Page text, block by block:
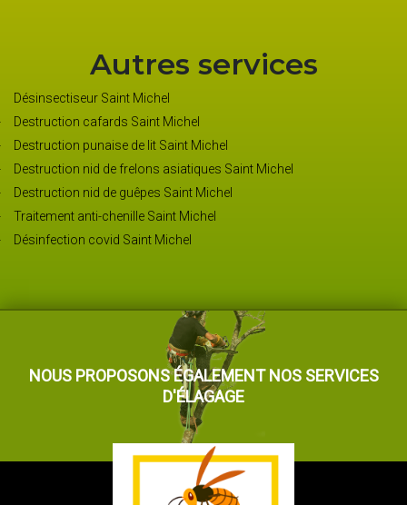
Autres services
Désinsectiseur Saint Michel
Destruction cafards Saint Michel
Destruction punaise de lit Saint Michel
Destruction nid de frelons asiatiques Saint Michel
Destruction nid de guêpes Saint Michel
Traitement anti-chenille Saint Michel
Désinfection covid Saint Michel
NOUS PROPOSONS ÉGALEMENT NOS SERVICES
D'ÉLAGAGE